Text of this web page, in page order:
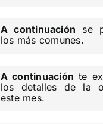
A continuación se
los más comunes.
A continuación te
los detalles de la
este mes.